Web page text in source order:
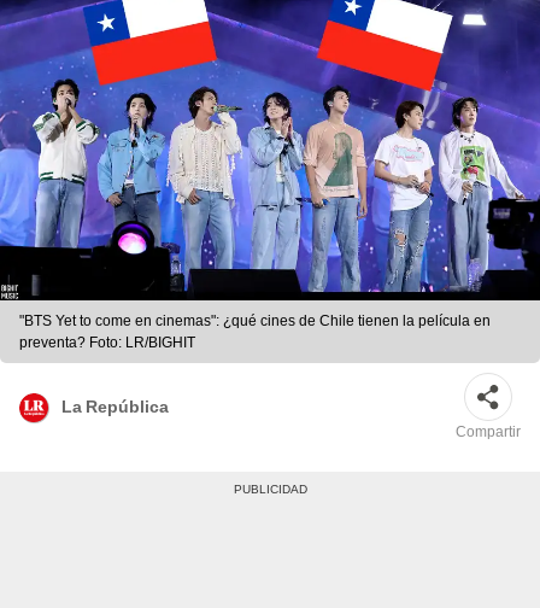
"BTS Yet to come en cinemas": ¿qué cines de Chile tienen la película en
preventa? Foto: LR/BIGHIT
La República
Compartir